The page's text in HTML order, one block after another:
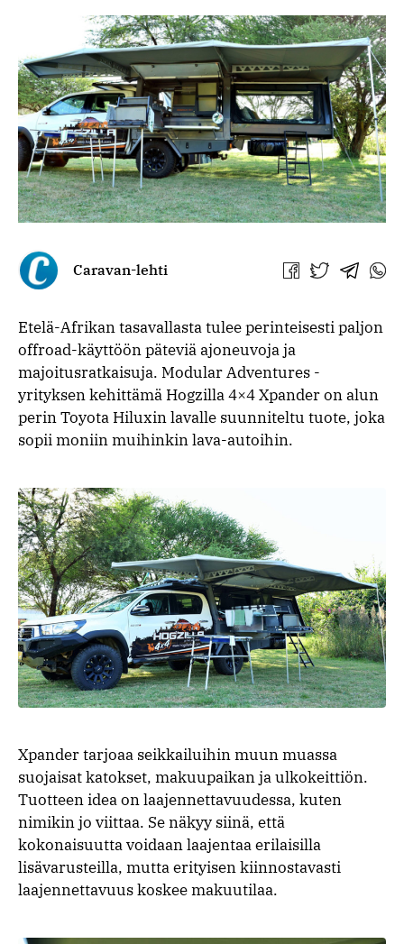
Caravan-lehti
Jaa Jaa Jaa Jaa
Etelä-Afrikan tasavallasta tulee perinteisesti paljon
offroad-käyttöön päteviä ajoneuvoja ja
majoitusratkaisuja. Modular Adventures -
yrityksen kehittämä Hogzilla 4×4 Xpander on alun
perin Toyota Hiluxin lavalle suunniteltu tuote, joka
sopii moniin muihinkin lava-autoihin.
Xpander tarjoaa seikkailuihin muun muassa
suojaisat katokset, makuupaikan ja ulkokeittiön.
Tuotteen idea on laajennettavuudessa, kuten
nimikin jo viittaa. Se näkyy siinä, että
kokonaisuutta voidaan laajentaa erilaisilla
lisävarusteilla, mutta erityisen kiinnostavasti
laajennettavuus koskee makuutilaa.